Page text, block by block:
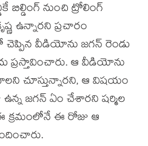
బిల్డింగ్ నుంచి ట్రోలింగ్
ఉన్నారని ప్రచారం
చెప్పిన వీడియోను జగన్ రెండు
ప్రస్తావించారు. ఆ వీడియోను
చూస్తున్నారని, ఆ విషయం
ఉన్న జగన్ ఏం చేశారని షర్మిల
క్రమంలోనే ఈ రోజు ఆ